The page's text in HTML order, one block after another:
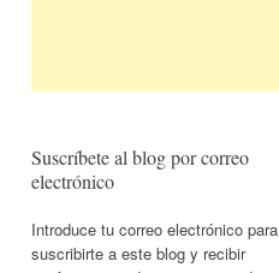
Suscríbete al blog por correo
electrónico
Introduce tu correo electrónico para
suscribirte a este blog y recibir